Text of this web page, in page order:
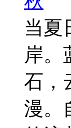
当夏
岸。
石，
漫。